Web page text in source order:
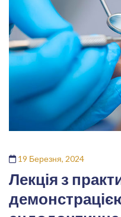
19 Березня, 2024
Лекція з